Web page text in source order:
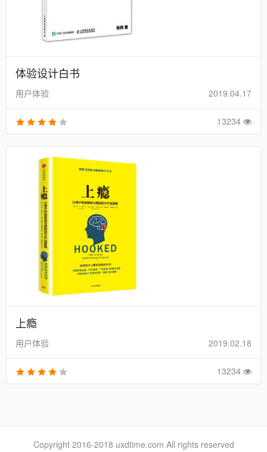
体验设计白书
用户体验 2019.04.17
13234
上瘾
用户体验 2019.02.18
13234
Copyright 2016-2018 uxdtime.com All rights reserved